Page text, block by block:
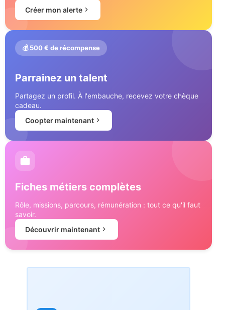
Créer mon alerte
💰 500 € de récompense
Parrainez un talent
Partagez un profil. À l'embauche, recevez votre chèque
cadeau.
Coopter maintenant
Fiches métiers complètes
Rôle, missions, parcours, rémunération : tout ce qu'il faut
savoir.
Découvrir maintenant